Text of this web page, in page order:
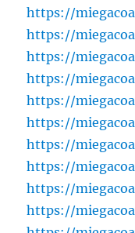
https://
https://
https://
https://
https://
https://
https://
https://
https://
https://